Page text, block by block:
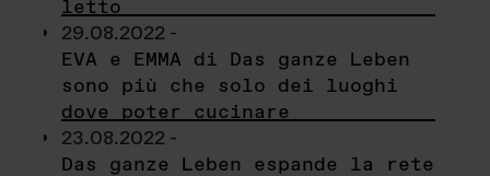
letto
29.08.2022 -
EVA e EMMA di Das ganze Leben
sono più che solo dei luoghi
dove poter cucinare
23.08.2022 -
Das ganze Leben espande la rete